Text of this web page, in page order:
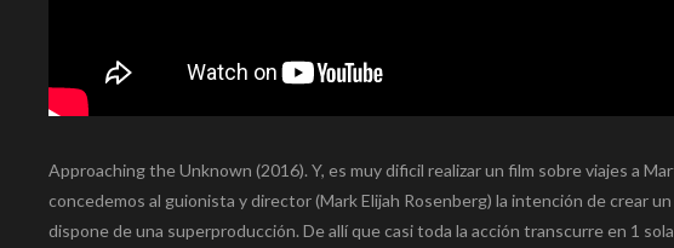
Approaching the Unknown (2016). Y, es muy dificil realizar un film sobre viajes a
concedemos al guionista y director (Mark Elijah Rosenberg) la intención de crear
dispone de una superproducción. De allí que casi toda la acción transcurre en 1